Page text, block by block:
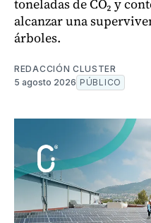
toneladas de CO₂ y
alcanzar una
árboles.
REDACCIÓN CLUSTER
5 agosto 2026 PÚBLICO